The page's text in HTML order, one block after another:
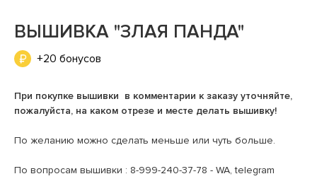
ВЫШИВКА "ЗЛАЯ ПАНДА"
+20 бонусов
При покупке вышивки в комментарии к заказу уточняйте,
пожалуйста, на каком отрезе и месте делать вышивку!
По желанию можно сделать меньше или чуть больше.
По вопросам вышивки : 8-999-240-37-78 - WA, telegram